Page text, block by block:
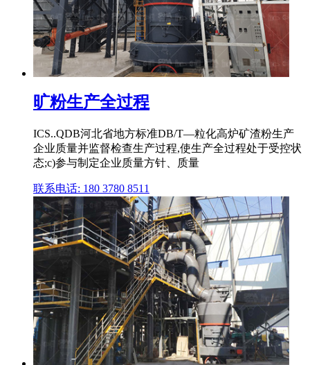
旷粉生产全过程
ICS..QDB河北省地方标准DB/T—粒化高炉矿渣粉生产
企业质量并监督检查生产过程,使生产全过程处于受控状
态;c)参与制定企业质量方针、质量
联系电话: 180 3780 8511